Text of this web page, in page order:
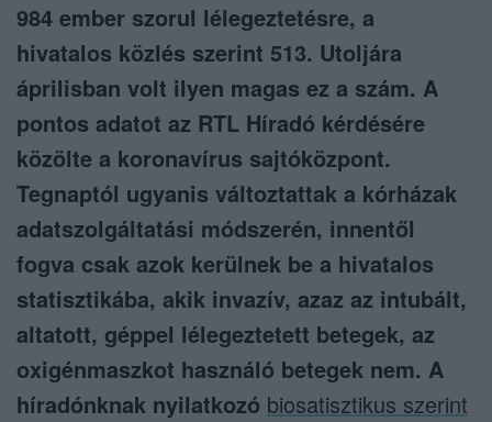
984 ember szorul lélegeztetésre, a
hivatalos közlés szerint 513. Utoljára
áprilisban volt ilyen magas ez a szám. A
pontos adatot az RTL Híradó kérdésére
közölte a koronavírus sajtóközpont.
Tegnaptól ugyanis változtattak a kórházak
adatszolgáltatási módszerén, innentől
fogva csak azok kerülnek be a hivatalos
statisztikába, akik invazív, azaz az intubált,
altatott, géppel lélegeztetett betegek, az
oxigénmaszkot használó betegek nem. A
híradónknak nyilatkozó biosatisztikus szerint